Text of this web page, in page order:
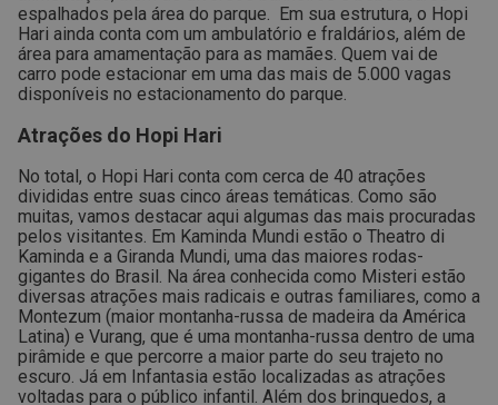
espalhados pela área do parque. Em sua estrutura, o Hopi
Hari ainda conta com um ambulatório e fraldários, além de
área para amamentação para as mamães. Quem vai de
carro pode estacionar em uma das mais de 5.000 vagas
disponíveis no estacionamento do parque.
Atrações do Hopi Hari
No total, o Hopi Hari conta com cerca de 40 atrações
divididas entre suas cinco áreas temáticas. Como são
muitas, vamos destacar aqui algumas das mais procuradas
pelos visitantes. Em Kaminda Mundi estão o Theatro di
Kaminda e a Giranda Mundi, uma das maiores rodas-
gigantes do Brasil. Na área conhecida como Misteri estão
diversas atrações mais radicais e outras familiares, como a
Montezum (maior montanha-russa de madeira da América
Latina) e Vurang, que é uma montanha-russa dentro de uma
pirâmide e que percorre a maior parte do seu trajeto no
escuro. Já em Infantasia estão localizadas as atrações
voltadas para o público infantil. Além dos brinquedos, a